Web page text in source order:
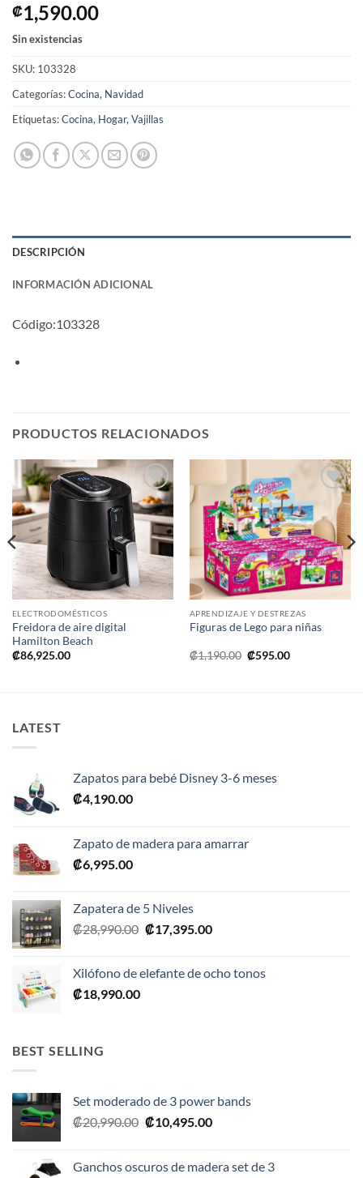
₡1,590.00
Sin existencias
SKU: 103328
Categorías:Cocina, Navidad
Etiquetas:Cocina, Hogar,Vajillas
DESCRIPCIÓN
INFORMACIÓN ADICIONAL
Código:103328
PRODUCTOS RELACIONADOS
Añadir
a la
lista de
deseos
ELECTRODOMÉSTICOS
Freidora de aire digital
Hamilton Beach
₡86,925.00
Añadir
lista de
deseos
APRENDIZAJE Y DESTREZAS
Figuras de Lego para niñas
₡1,190.00 El
₡595.00El
LATEST
Zapatos para bebé Disney 3-6 meses
₡4,190.00
Zapato de madera para amarrar
₡6,995.00
Zapatera de 5 Niveles
₡28,990.00 El
era:
₡17,395.00El
es:
Xilófono de elefante de ocho tonos
₡18,990.00
BEST SELLING
Set moderado de 3 power bands
₡20,990.00 El
era:
₡10,495.00El
es:
Ganchos oscuros de madera set de 3